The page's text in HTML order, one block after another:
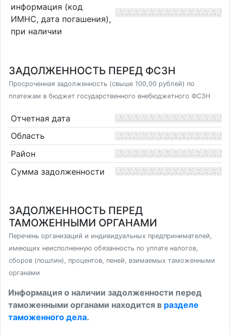
информация (код
ИМНС, дата погашения),
при наличии
ЗАДОЛЖЕННОСТЬ ПЕРЕД ФСЗН
Просроченная задолженность (свыше 100,00 рублей) по
платежам в бюджет государственного внебюджетного ФСЗН
Отчетная дата
Область
Район
Сумма задолженности
ЗАДОЛЖЕННОСТЬ ПЕРЕД
ТАМОЖЕННЫМИ ОРГАНАМИ
Перечень организаций и индивидуальных предпринимателей,
имеющих неисполненную обязанность по уплате налогов,
сборов (пошлин), процентов, пеней, взимаемых таможенными
органами
Информация о наличии задолженности перед
таможенными органами находится в разделе
таможенного дела.